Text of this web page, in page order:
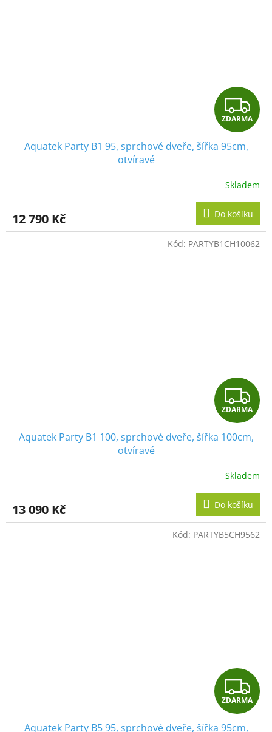
Z
D
R
M
A
ZDARMA
Aquatek Party B1 95, sprchové dveře, šířka 95cm,
otvíravé
Skladem
12 790 Kč Do košíku
Z
D
A
R
M
A
ZDARMA
Aquatek Party B1 100, sprchové dveře, šířka 100cm,
otvíravé
Skladem
13 090 Kč Do košíku
Kód: PARTYB1CH10062
Z
D
ZDARMA
Aquatek Party B5 95, sprchové dveře, šířka 95cm,
Kód: PARTYB5CH9562